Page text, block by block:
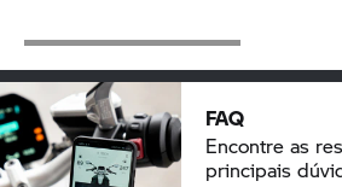
FAQ
Encontre as
principais